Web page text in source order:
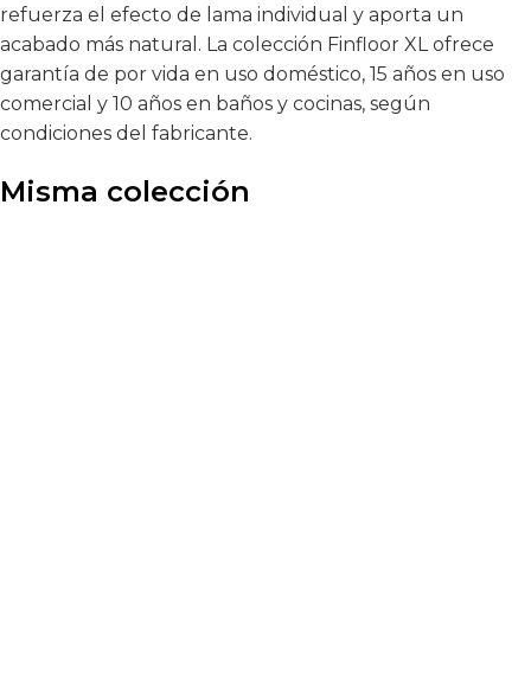
refuerza el efecto de lama individual y aporta un
acabado más natural. La colección Finfloor XL ofrece
garantía de por vida en uso doméstico, 15 años en uso
comercial y 10 años en baños y cocinas, según
condiciones del fabricante.
Misma colección